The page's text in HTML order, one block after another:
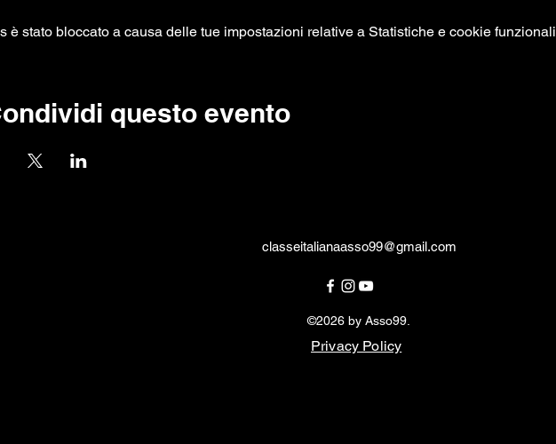
è stato bloccato a causa delle tue impostazioni relative a Statistiche e cookie
questo evento
classeitalianaasso99@gmail.com
©2026 by Asso99.
Privacy Policy